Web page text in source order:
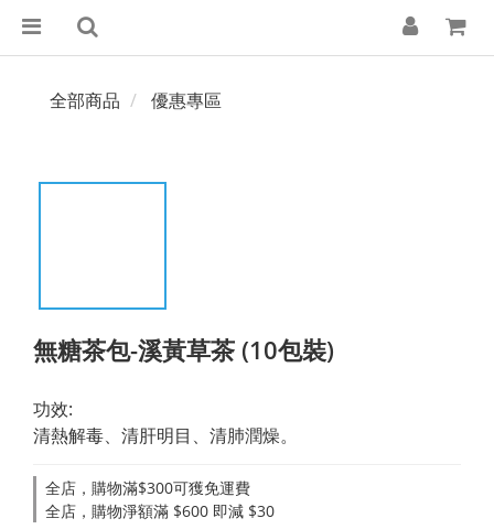
全部商品 優惠專區
無糖茶包-溪黃草茶 (10包裝)
功效:
清熱解毒、清肝明目、清肺潤燥。
全店，購物滿$300可獲免運費
全店，購物淨額滿 $600 即減 $30